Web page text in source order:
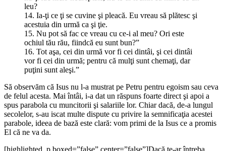
leu?
14. Ia-ţi ce ţi se cuvine şi pleacă. Eu vreau să plătesc şi
acestuia din urmă ca şi ţie.
15. Nu pot să fac ce vreau cu ce-i al meu? Ori este
ochiul tău rău, fiindcă eu sunt bun?”
16. Tot aşa, cei din urmă vor fi cei dintâi, şi cei dintâi
vor fi cei din urmă; pentru că mulţi sunt chemaţi, dar
puţini sunt aleşi.”
Să observăm că Isus nu l-a mustrat pe Petru pentru egoism sau ceva
de felul acesta. Mai întâi, i-a dat un răspuns foarte direct şi apoi a
spus parabola cu muncitorii şi salariile lor. Chiar dacă, de-a lungul
secolelor, s-au iscat multe dispute cu privire la semnificaţia acestei
parabole, ideea de bază este clară: vom primi de la Isus ce a promis
El că ne va da.
[highlighted_p boxed=”false” center=”false”]Dacă te-ar întreba